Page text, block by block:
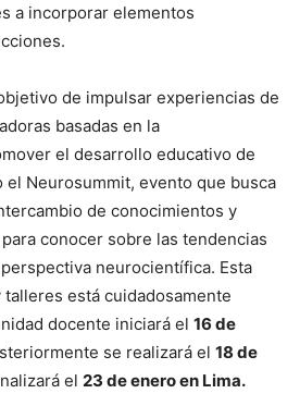
a incorporar elementos
de impulsar experiencias de
basadas en la
el desarrollo educativo de
el Neurosummit, evento que busca
de conocimientos y
conocer sobre las tendencias
neurocientífica. Esta
está cuidadosamente
docente iniciará el 16 de
se realizará el 18 de
el 23 de enero en Lima.